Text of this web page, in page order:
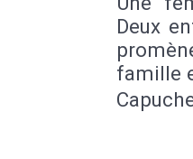
Deux
famille